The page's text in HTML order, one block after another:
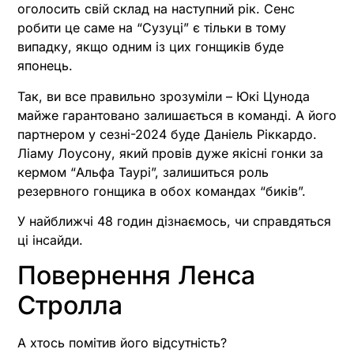
оголосить свій склад на наступний рік. Сенс
робити це саме на “Сузуці” є тільки в тому
випадку, якщо одним із цих гонщиків буде
японець.
Так, ви все правильно зрозуміли – Юкі Цунода
майже гарантовано залишається в команді. А його
партнером у сезні-2024 буде Даніель Ріккардо.
Ліаму Лоусону, який провів дуже якісні гонки за
кермом “Альфа Таурі”, залишиться роль
резервного гонщика в обох командах “биків”.
У найближчі 48 годин дізнаємось, чи справдяться
ці інсайди.
Повернення Ленса
Стролла
А хтось помітив його відсутність?